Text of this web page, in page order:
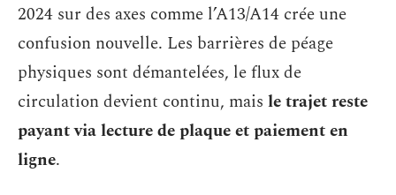
2024 sur des axes comme l’A13/A14 crée une
confusion nouvelle. Les barrières de péage
physiques sont démantelées, le flux de
circulation devient continu, mais le trajet reste
payant via lecture de plaque et paiement en
ligne.